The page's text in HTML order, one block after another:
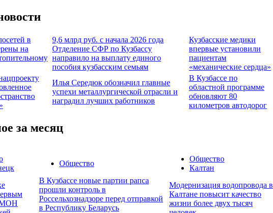
в
на
9,6 млрд руб. с начала 2026 года
Отделение СФР по Кузбассу
направило на выплату единого
пособия кузбасским семьям
Кузбасские медики
впервые установили
пациентам
«механические сердца»
Илья Середюк обозначил главные
успехи металлургической отрасли и
наградил лучших работников
В Кузбассе по
областной программе
обновляют 80
километров автодорог
за месяц
Общество
В Кузбассе новые партии рапса
прошли контроль в
Россельхознадзоре перед отправкой
в Республику Беларусь
Общество
Калтан
Модернизация водопровода в
Калтане повысит качество
жизни более двух тысяч